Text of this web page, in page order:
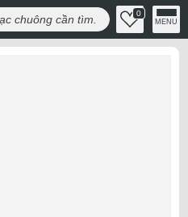
0
MENU